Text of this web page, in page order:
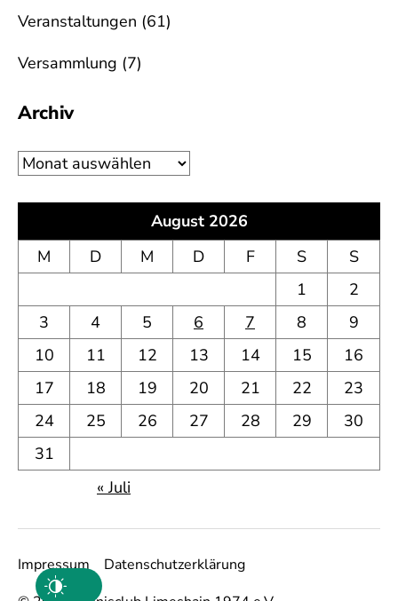
Veranstaltungen (61)
Versammlung (7)
Archiv
Archiv
August 2026
M
D M D F S
S
1
2
3
4 5 6 7 8
9
10
11 12 13 14 15
16
17
18 19 20 21 22
23
24
25 26 27 28 29
30
31
« Juli
Impressum Datenschutzerklärung